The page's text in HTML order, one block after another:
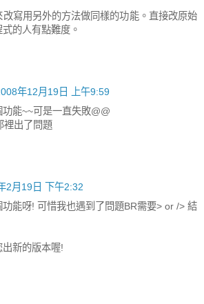
寫用另外的方法做同樣的功能。直接改原始
的人有點難度。
年12月19日 上午9:59
能~~可是一直失敗@@
裡出了問題
2月19日 下午2:32
能呀! 可惜我也遇到了問題BR需要> or /> 結
新的版本喔!